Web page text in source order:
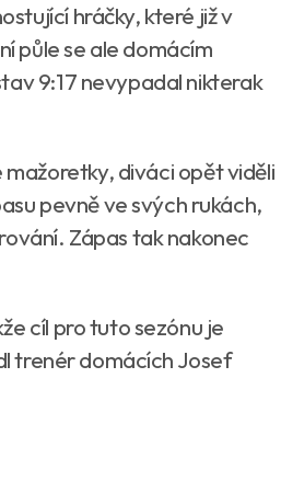
hráčky, které již v
půle se ale domácím
9:17 nevypadal nikterak
diváci opět viděli
pevně ve svých rukách,
Zápas tak nakonec
cíl pro tuto sezónu je
trenér domácích Josef